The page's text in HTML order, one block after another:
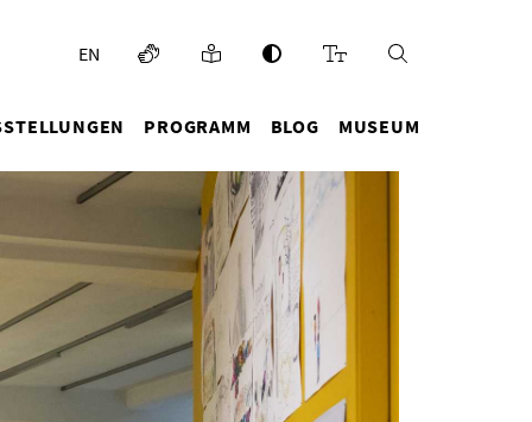
EN
PROGRAMM BLOG MUSEUM